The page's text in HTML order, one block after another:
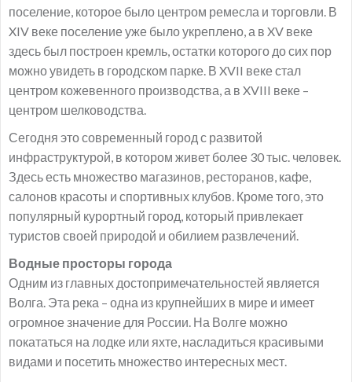
поселение, которое было центром ремесла и торговли. В
XIV веке поселение уже было укреплено, а в XV веке
здесь был построен кремль, остатки которого до сих пор
можно увидеть в городском парке. В XVII веке стал
центром кожевенного производства, а в XVIII веке –
центром шелководства.
Сегодня это современный город с развитой
инфраструктурой, в котором живет более 30 тыс. человек.
Здесь есть множество магазинов, ресторанов, кафе,
салонов красоты и спортивных клубов. Кроме того, это
популярный курортный город, который привлекает
туристов своей природой и обилием развлечений.
Водные просторы города
Одним из главных достопримечательностей является
Волга. Эта река – одна из крупнейших в мире и имеет
огромное значение для России. На Волге можно
покататься на лодке или яхте, насладиться красивыми
видами и посетить множество интересных мест.